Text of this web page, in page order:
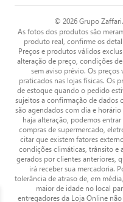
© 2026 Grupo
As fotos dos produtos são
produto real, confirme os
Preços e produtos válidos
alteração de preço, condições
sem aviso prévio. Os
praticados nas lojas físicas. Os
de estoque quando o pedido
sujeitos a confirmação de dados
são agendados com dia e
haja alteração, podemos
compras de supermercado,
citar que existem fatores
condições climáticas, trânsito e
gerados por clientes anteriores,
irá receber sua mercadoria.
tolerância de atraso de, em
maior de idade no local
entregadores da Loja Online